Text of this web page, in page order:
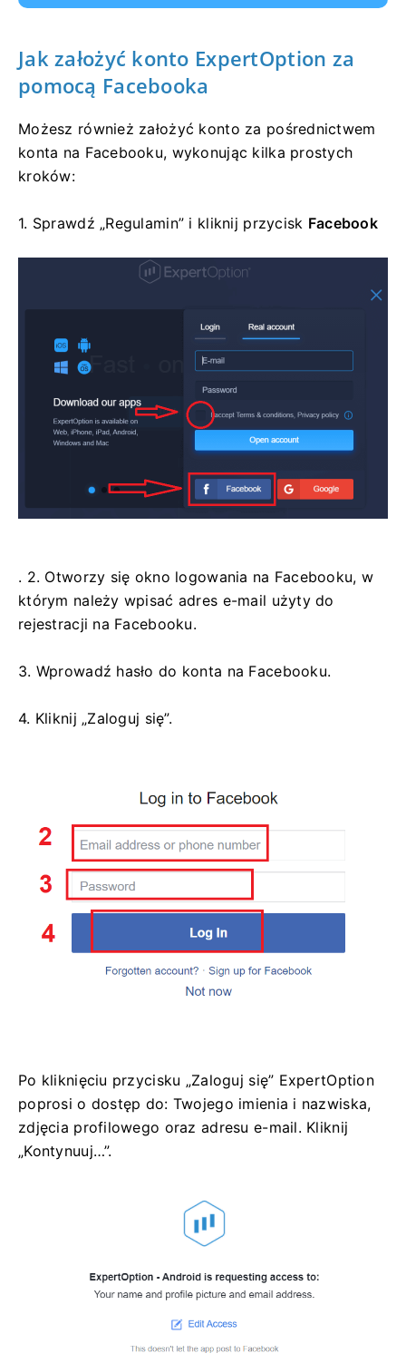
Jak założyć konto ExpertOption za
pomocą Facebooka
Możesz również założyć konto za pośrednictwem
konta na Facebooku, wykonując kilka prostych
kroków:
1. Sprawdź „Regulamin” i kliknij przycisk Facebook
. 2. Otworzy się okno logowania na Facebooku, w
którym należy wpisać adres e-mail użyty do
rejestracji na Facebooku.
3. Wprowadź hasło do konta na Facebooku.
4. Kliknij „Zaloguj się”.
Po kliknięciu przycisku „Zaloguj się” ExpertOption
poprosi o dostęp do: Twojego imienia i nazwiska,
zdjęcia profilowego oraz adresu e-mail. Kliknij
„Kontynuuj…”.